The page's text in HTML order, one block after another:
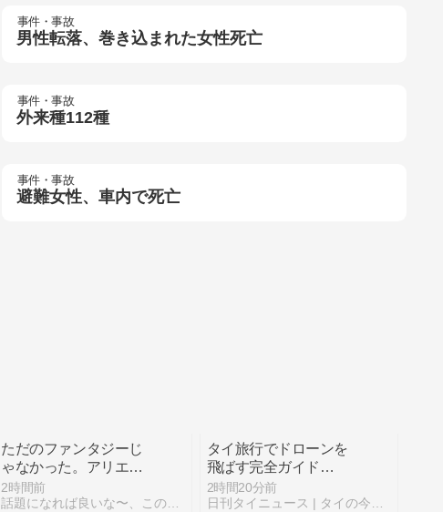
事件・事故
男性転落、巻き込まれた女性死亡
事件・事故
外来種112種
事件・事故
避難女性、車内で死亡
ただのファンタジーじ
ゃなかった。アリエッ
ティの「生き残り戦
略」に大人がガチ泣き
2時間前
タイ旅行でドローンを
飛ばす完全ガイド
【2026年最新版】
2時間20分前